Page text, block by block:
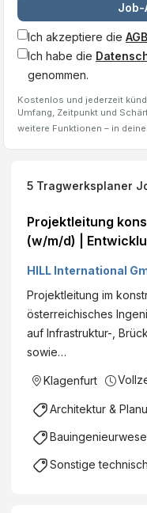
Job-
Ich akzeptiere die AGB
Ich habe die
genommen.
Kostenlos und jederzeit
Umfang, Zeitpunkt und
weitere Funktionen – in
5 Tragwerksplaner
Projektleitung
(w/m/d) |
HILL International
Projektleitung im
österreichisches
auf Infrastruktur-,
sowie…
Klagenfurt
Architektur &
Sonstige